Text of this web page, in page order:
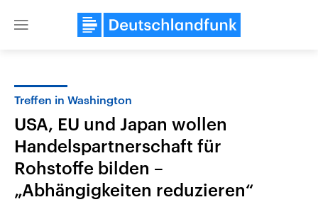
Close
Treffen in Washington
USA, EU und Japan wollen
Handelspartnerschaft für
Rohstoffe bilden –
„Abhängigkeiten reduzieren“